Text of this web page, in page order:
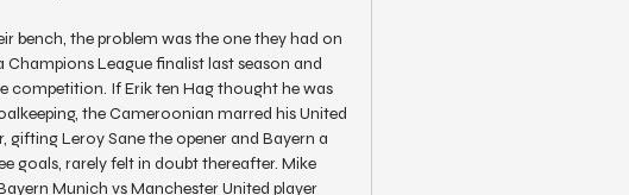
bench, the problem was the one they had on
Champions League finalist last season and
competition. If Erik ten Hag thought he was
the Cameroonian marred his United
Leroy Sane the opener and Bayern a
goals, rarely felt in doubt thereafter. Mike
Munich vs Manchester United player